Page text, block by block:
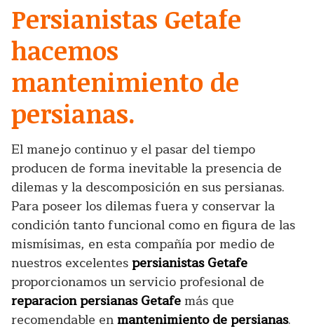
Persianistas Getafe
hacemos
mantenimiento de
persianas.
El manejo continuo y el pasar del tiempo
producen de forma inevitable la presencia de
dilemas y la descomposición en sus persianas.
Para poseer los dilemas fuera y conservar la
condición tanto funcional como en figura de las
mismísimas, en esta compañía por medio de
nuestros excelentespersianistas Getafe
proporcionamos un servicio profesional de
reparacion persianas Getafemás que
recomendable enmantenimiento de persianas.